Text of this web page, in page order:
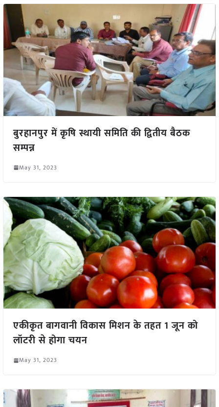
बुरहानपुर में कृषि स्थायी समिति की द्वितीय बैठक
सम्पन्न
May 31, 2023
एकीकृत बागवानी विकास मिशन के तहत 1 जून को
लॉटरी से होगा चयन
May 31, 2023